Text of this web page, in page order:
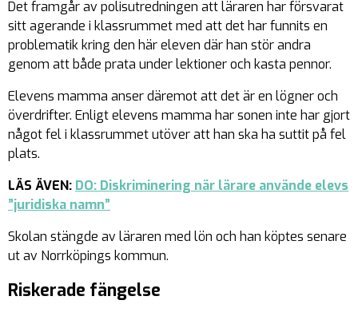
Det framgår av polisutredningen att läraren har försvarat
sitt agerande i klassrummet med att det har funnits en
problematik kring den här eleven där han stör andra
genom att både prata under lektioner och kasta pennor.
Elevens mamma anser däremot att det är en lögner och
överdrifter. Enligt elevens mamma har sonen inte har gjort
något fel i klassrummet utöver att han ska ha suttit på fel
plats.
LÄS ÄVEN: DO: Diskriminering när lärare använde elevs
”juridiska namn”
Skolan stängde av läraren med lön och han köptes senare
ut av Norrköpings kommun.
Riskerade fängelse